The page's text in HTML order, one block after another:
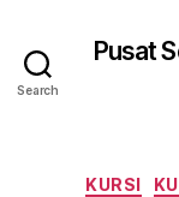
Search
Pusat
KURSI